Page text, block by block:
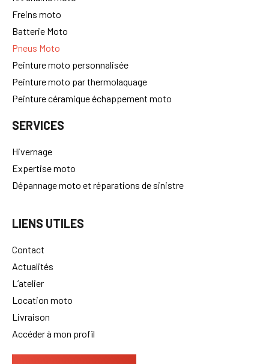
Freins moto
Batterie Moto
Pneus Moto
Peinture moto personnalisée
Peinture moto par thermolaquage
Peinture céramique échappement moto
SERVICES
Hivernage
Expertise moto
Dépannage moto et réparations de sinistre
LIENS UTILES
Contact
Actualités
L’atelier
Location moto
Livraison
Accéder à mon profil